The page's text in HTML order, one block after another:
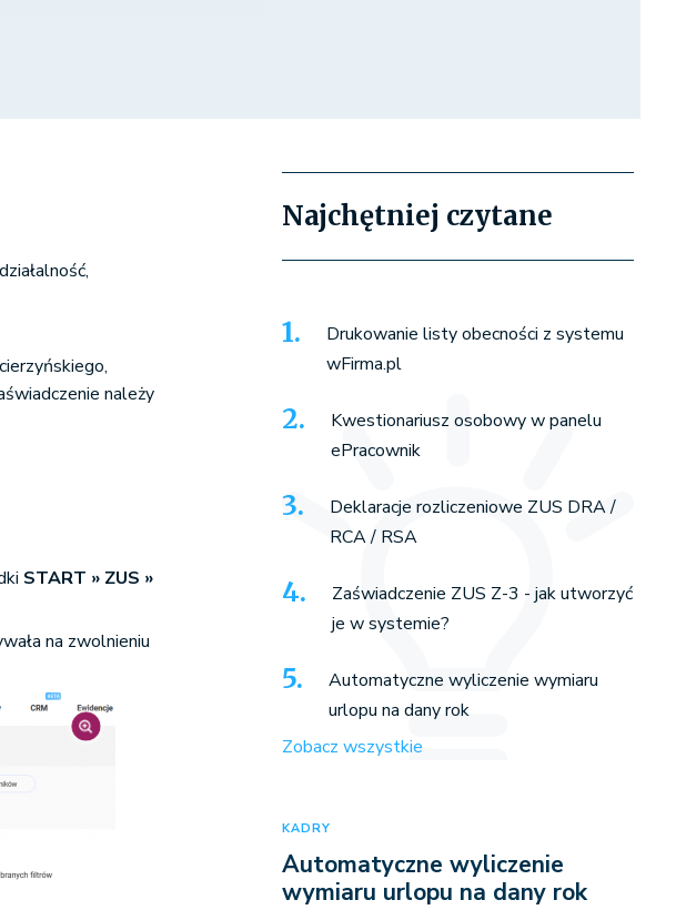
należy
START » ZUS »
na zwolnieniu
Najchętniej czytane
Drukowanie listy obecności z systemu
wFirma.pl
Kwestionariusz osobowy w panelu
ePracownik
Deklaracje rozliczeniowe ZUS DRA /
RCA / RSA
Zaświadczenie ZUS Z-3 - jak utworzyć
je w systemie?
Automatyczne wyliczenie wymiaru
urlopu na dany rok
Zobacz wszystkie
KADRY
Automatyczne wyliczenie
wymiaru urlopu na dany rok